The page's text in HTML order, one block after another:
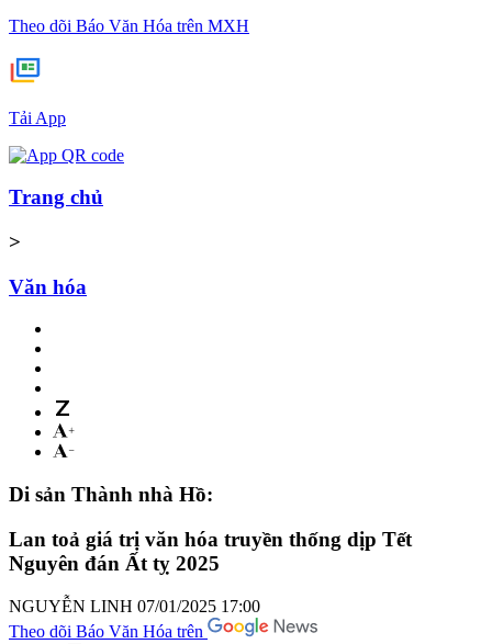
Theo dõi Báo Văn Hóa trên MXH
Tải App
Trang chủ
>
Văn hóa
Di sản Thành nhà Hồ:
Lan toả giá trị văn hóa truyền thống dịp Tết
Nguyên đán Ất tỵ 2025
NGUYỄN LINH 07/01/2025 17:00
Theo dõi Báo Văn Hóa trên